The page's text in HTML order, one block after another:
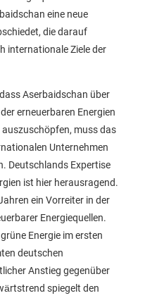
eine neue
die darauf
internationale Ziele der
Aserbaidschan über
erneuerbaren Energien
muss das
Unternehmen
Deutschlands Expertise
ist hier herausragend.
ein Vorreiter in der
Energiequellen.
Energie im ersten
deutschen
Anstieg gegenüber
spiegelt den